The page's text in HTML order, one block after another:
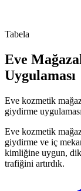
Tabela
Eve
Uygulaması
Eve kozmetik
giydirme
Eve kozmetik
giydirme ve iç
kimliğine uygun,
trafiğini artırdık.